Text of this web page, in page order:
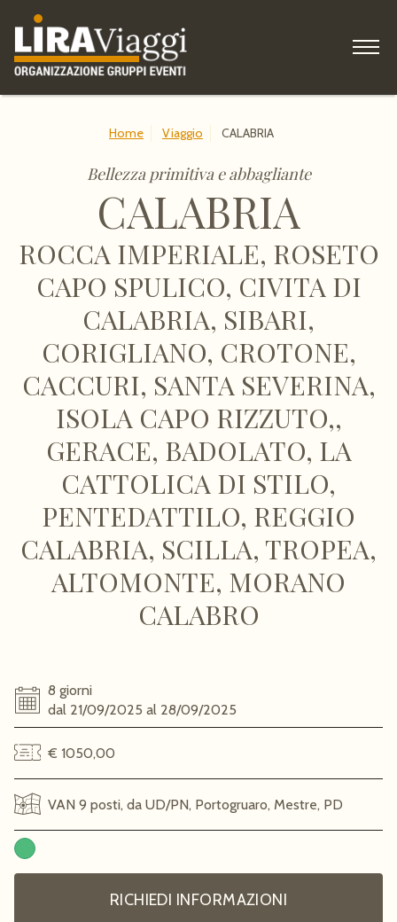
COME ISCRIVERSI
Gruppi, Associazioni
Blog
Home Viaggio CALABRIA
Bellezza primitiva e abbagliante
CALABRIA
ROCCA IMPERIALE, ROSETO
CAPO SPULICO, CIVITA DI
CALABRIA, SIBARI,
CORIGLIANO, CROTONE,
CACCURI, SANTA SEVERINA,
ISOLA CAPO RIZZUTO,,
GERACE, BADOLATO, LA
CATTOLICA DI STILO,
PENTEDATTILO, REGGIO
CALABRIA, SCILLA, TROPEA,
ALTOMONTE, MORANO
CALABRO
8 giorni
dal 21/09/2025 al 28/09/2025
€ 1050,00
VAN 9 posti, da UD/PN, Portogruaro, Mestre, PD
RICHIEDI INFORMAZIONI